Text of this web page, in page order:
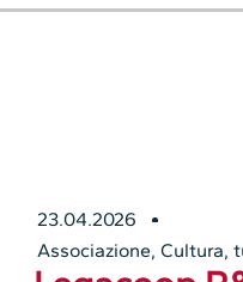
23.04.2026
Associazione,Cultura,